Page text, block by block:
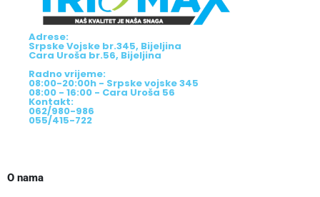
Adrese:
Srpske Vojske br.345, Bijeljina
Cara Uroša br.56, Bijeljina
Radno vrijeme:
08:00-20:00h - Srpske vojske 345
08:00 - 16:00 - Cara Uroša 56
Kontakt:
062/980-986
055/415-722
O nama